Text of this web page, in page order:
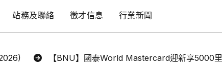
站務及聯絡 徵才信息 行業新聞
【BNU】國泰World Mastercard迎新享5000